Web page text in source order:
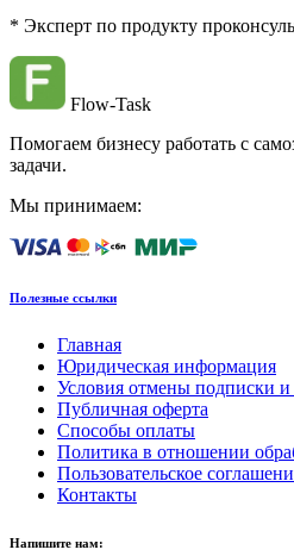
* Эксперт по продукту
Flow-Task
Помогаем бизнесу работать с
задачи.
Мы принимаем:
Полезные ссылки
Главная
Юридическая информация
Условия отмены подписки и
Публичная оферта
Способы оплаты
Политика в отношении
Пользовательское
Контакты
Напишите нам: